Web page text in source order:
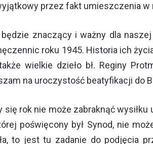
przez fakt umieszczenia w
znaczący i ważny dla
roku 1945. Historia ich
wielkie dzieło bł. Reginy
na uroczystość beatyfikacji do
rok nie może zabraknąć
poświęcony był Synod, nie
to jest tu zadanie do podjęcia